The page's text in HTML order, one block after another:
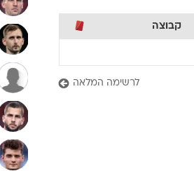
קבוצה
לרשימה המלאה